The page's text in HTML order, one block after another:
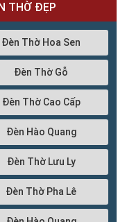
THỜ ĐẸP
Đèn Thờ Hoa Sen
Đèn Thờ Gỗ
Đèn Thờ Cao Cấp
Đèn Hào Quang
Đèn Thờ Lưu Ly
Đèn Thờ Pha Lê